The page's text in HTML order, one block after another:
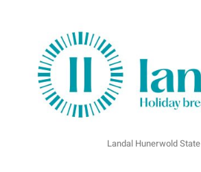
Landal Hunerwold State